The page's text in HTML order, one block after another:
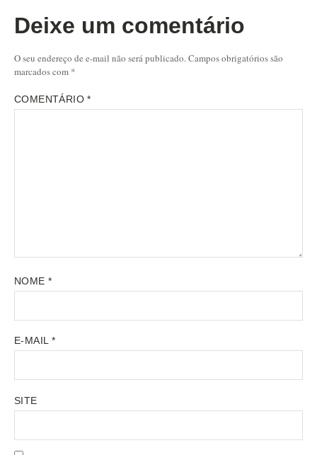
Deixe um comentário
O seu endereço de e-mail não será publicado.Campos obrigatórios são
marcados com *
COMENTÁRIO*
NOME *
E-MAIL *
SITE